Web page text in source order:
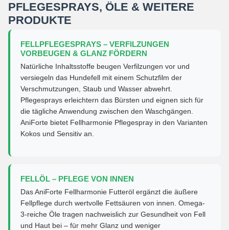
PFLEGESPRAYS, ÖLE & WEITERE
PRODUKTE
FELLPFLEGESPRAYS – VERFILZUNGEN
VORBEUGEN & GLANZ FÖRDERN
Natürliche Inhaltsstoffe beugen Verfilzungen vor und
versiegeln das Hundefell mit einem Schutzfilm der
Verschmutzungen, Staub und Wasser abwehrt.
Pflegesprays erleichtern das Bürsten und eignen sich für
die tägliche Anwendung zwischen den Waschgängen.
AniForte bietet Fellharmonie Pflegespray in den Varianten
Kokos und Sensitiv an.
FELLÖL – PFLEGE VON INNEN
Das AniForte Fellharmonie Futteröl ergänzt die äußere
Fellpflege durch wertvolle Fettsäuren von innen. Omega-
3-reiche Öle tragen nachweislich zur Gesundheit von Fell
und Haut bei – für mehr Glanz und weniger